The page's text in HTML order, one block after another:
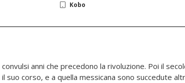
Kobo